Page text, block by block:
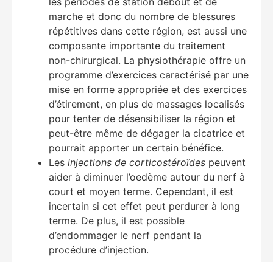
marche et donc du nombre de blessures
répétitives dans cette région, est aussi une
composante importante du traitement
non-chirurgical. La physiothérapie offre un
programme d’exercices caractérisé par une
mise en forme appropriée et des exercices
d’étirement, en plus de massages localisés
pour tenter de désensibiliser la région et
peut-être même de dégager la cicatrice et
pourrait apporter un certain bénéfice.
Les injections de corticostéroïdes peuvent
aider à diminuer l’oedème autour du nerf à
court et moyen terme. Cependant, il est
incertain si cet effet peut perdurer à long
terme. De plus, il est possible
d’endommager le nerf pendant la
procédure d’injection.